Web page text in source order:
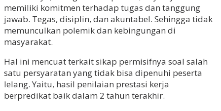
memiliki komitmen terhadap tugas dan tanggung
jawab. Tegas, disiplin, dan akuntabel. Sehingga tidak
memunculkan polemik dan kebingungan di
masyarakat.
Hal ini mencuat terkait sikap permisifnya soal salah
satu persyaratan yang tidak bisa dipenuhi peserta
lelang. Yaitu, hasil penilaian prestasi kerja
berpredikat baik dalam 2 tahun terakhir.